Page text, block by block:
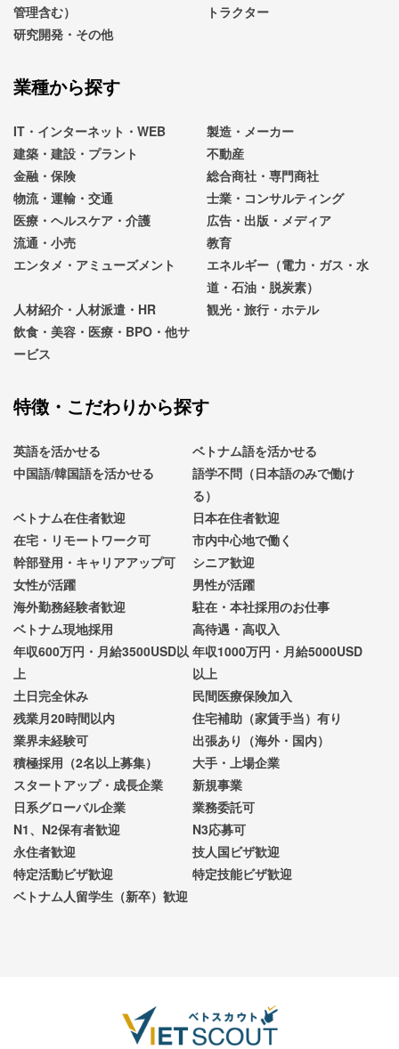
管理含む）
トラクター
研究開発・その他
業種から探す
IT・インターネット・WEB
製造・メーカー
建築・建設・プラント
不動産
金融・保険
総合商社・専門商社
物流・運輸・交通
士業・コンサルティング
医療・ヘルスケア・介護
広告・出版・メディア
流通・小売
教育
エンタメ・アミューズメント
エネルギー（電力・ガス・水
道・石油・脱炭素）
人材紹介・人材派遣・HR
観光・旅行・ホテル
飲食・美容・医療・BPO・他サ
ービス
特徴・こだわりから探す
英語を活かせる
ベトナム語を活かせる
中国語/韓国語を活かせる
語学不問（日本語のみで働け
る）
ベトナム在住者歓迎
日本在住者歓迎
在宅・リモートワーク可
市内中心地で働く
幹部登用・キャリアアップ可
シニア歓迎
女性が活躍
男性が活躍
海外勤務経験者歓迎
駐在・本社採用のお仕事
ベトナム現地採用
高待遇・高収入
年収600万円・月給3500USD以
上
年収1000万円・月給5000USD
以上
土日完全休み
民間医療保険加入
残業月20時間以内
住宅補助（家賃手当）有り
業界未経験可
出張あり（海外・国内）
積極採用（2名以上募集）
大手・上場企業
スタートアップ・成長企業
新規事業
日系グローバル企業
業務委託可
N1、N2保有者歓迎
N3応募可
永住者歓迎
技人国ビザ歓迎
特定活動ビザ歓迎
特定技能ビザ歓迎
ベトナム人留学生（新卒）歓迎